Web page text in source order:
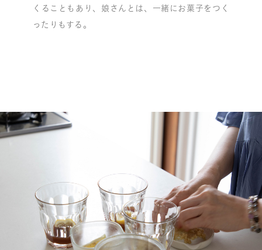
くることもあり、娘さんとは、一緒にお菓子をつく
ったりもする。